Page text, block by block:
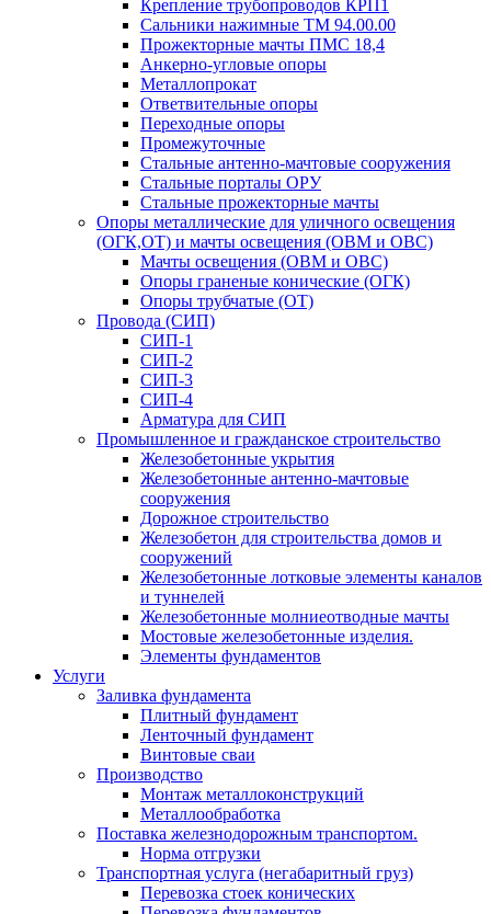
Крепление трубопроводов КРП1
Сальники нажимные ТМ 94.00.00
Прожекторные мачты ПМС 18,4
Анкерно-угловые опоры
Металлопрокат
Ответвительные опоры
Переходные опоры
Промежуточные
Стальные антенно-мачтовые сооружения
Стальные порталы ОРУ
Стальные прожекторные мачты
Опоры металлические для уличного освещения
(ОГК,ОТ) и мачты освещения (ОВМ и ОВС)
Мачты освещения (ОВМ и ОВС)
Опоры граненые конические (ОГК)
Опоры трубчатые (ОТ)
Провода (СИП)
СИП-1
СИП-2
СИП-3
СИП-4
Арматура для СИП
Промышленное и гражданское строительство
Железобетонные укрытия
Железобетонные антенно-мачтовые
сооружения
Дорожное строительство
Железобетон для строительства домов и
сооружений
Железобетонные лотковые элементы каналов
и туннелей
Железобетонные молниеотводные мачты
Мостовые железобетонные изделия.
Элементы фундаментов
Услуги
Заливка фундамента
Плитный фундамент
Ленточный фундамент
Винтовые сваи
Производство
Монтаж металлоконструкций
Металлообработка
Поставка железнодорожным транспортом.
Норма отгрузки
Транспортная услуга (негабаритный груз)
Перевозка стоек конических